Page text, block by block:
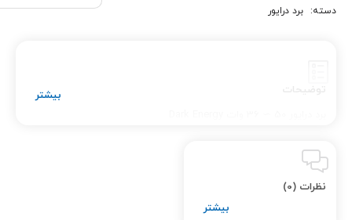
دسته: برد درایور
توضیحات
نظرات (0)